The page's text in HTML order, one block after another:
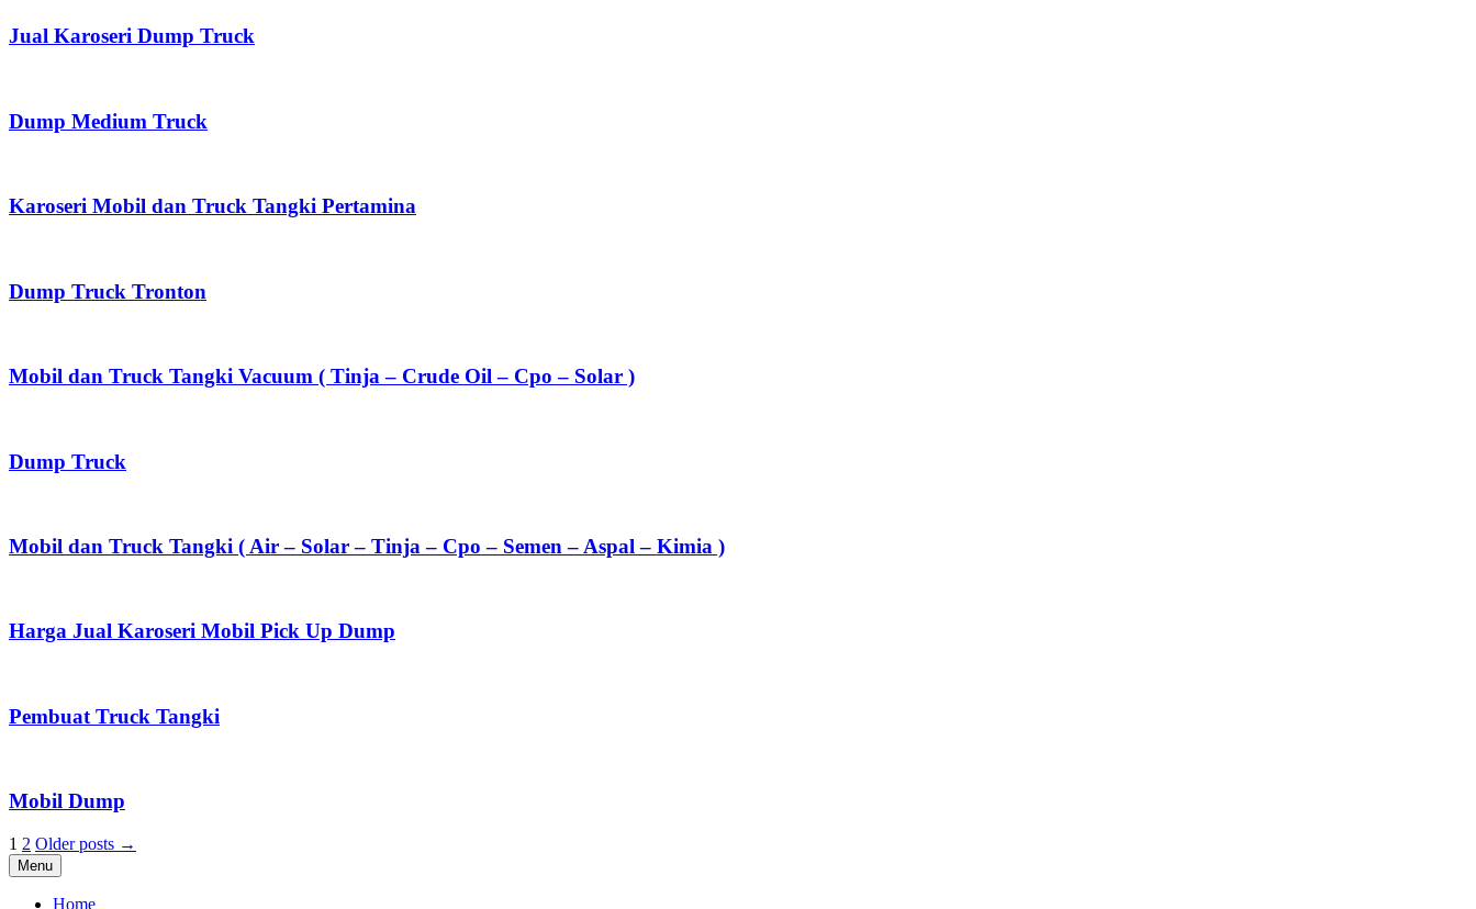
Jual Karoseri Dump Truck
Dump Medium Truck
Karoseri Mobil dan Truck Tangki Pertamina
Dump Truck Tronton
Mobil dan Truck Tangki Vacuum ( Tinja – Crude Oil – Cpo – Solar )
Dump Truck
Mobil dan Truck Tangki ( Air – Solar – Tinja – Cpo – Semen – Aspal – Kimia )
Harga Jual Karoseri Mobil Pick Up Dump
Pembuat Truck Tangki
Mobil Dump
Posts
pagination
1 2 Older posts →
Menu
Home